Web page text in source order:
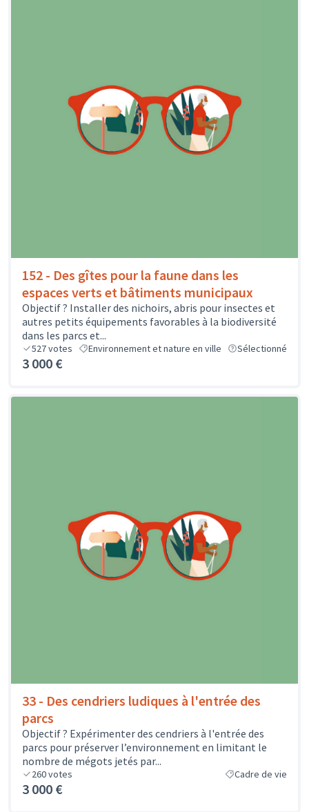
152 - Des gîtes pour la faune dans les
espaces verts et bâtiments municipaux
Objectif ? Installer des nichoirs, abris pour insectes et
autres petits équipements favorables à la biodiversité
dans les parcs et...
527votes Environnement et nature en ville Sélectionné
3 000 €
33 - Des cendriers ludiques à l'entrée des
parcs
Objectif ? Expérimenter des cendriers à l'entrée des
parcs pour préserver l’environnement en limitant le
nombre de mégots jetés par...
260votes Cadre de vie
3 000 €